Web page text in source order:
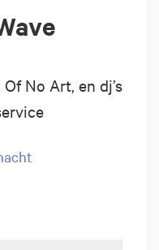
No Art, en dj’s